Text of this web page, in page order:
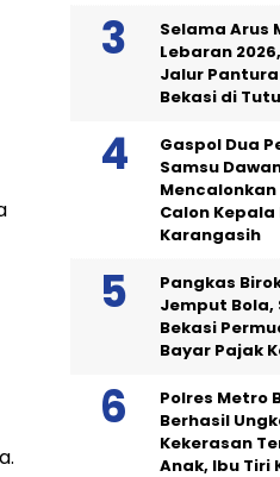
Selama Arus
Lebaran
Jalur
Bekasi di
Gaspol Dua
Samsu
Calon Kepala
Karangasih
Pangkas
Jemput Bola,
Bekasi
Bayar Pajak
Polres Metro
Berhasil
Kekerasan
Anak, Ibu Tiri